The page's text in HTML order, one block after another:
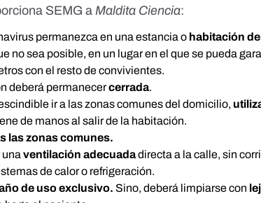
SEMG a Maldita Ciencia:
permanezca en una estancia o habitación
no sea posible, en un lugar en el que se pueda
con el resto de convivientes.
deberá permanecercerrada.
ir a las zonas comunes del domicilio,
de manos al salir de la habitación.
las zonas comunes.
unaventilación adecuadadirecta a la calle, sin
de calor o refrigeración.
de uso exclusivo. Sino, deberá limpiarse con